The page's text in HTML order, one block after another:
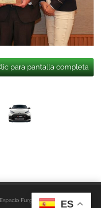
para pantalla completa
Espacio Furgo Aviso Legal
ES